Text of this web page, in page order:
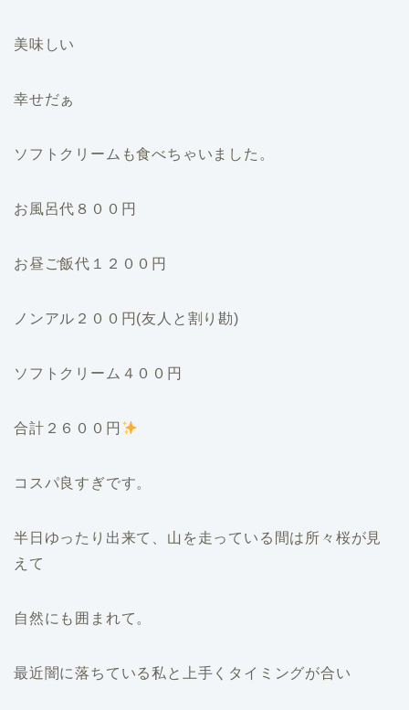
美味しい
幸せだぁ
ソフトクリームも食べちゃいました。
お風呂代８００円
お昼ご飯代１２００円
ノンアル２００円(友人と割り勘)
ソフトクリーム４００円
合計２６００円
コスパ良すぎです。
半日ゆったり出来て、山を走っている間は所々桜が見
えて
自然にも囲まれて。
最近闇に落ちている私と上手くタイミングが合い